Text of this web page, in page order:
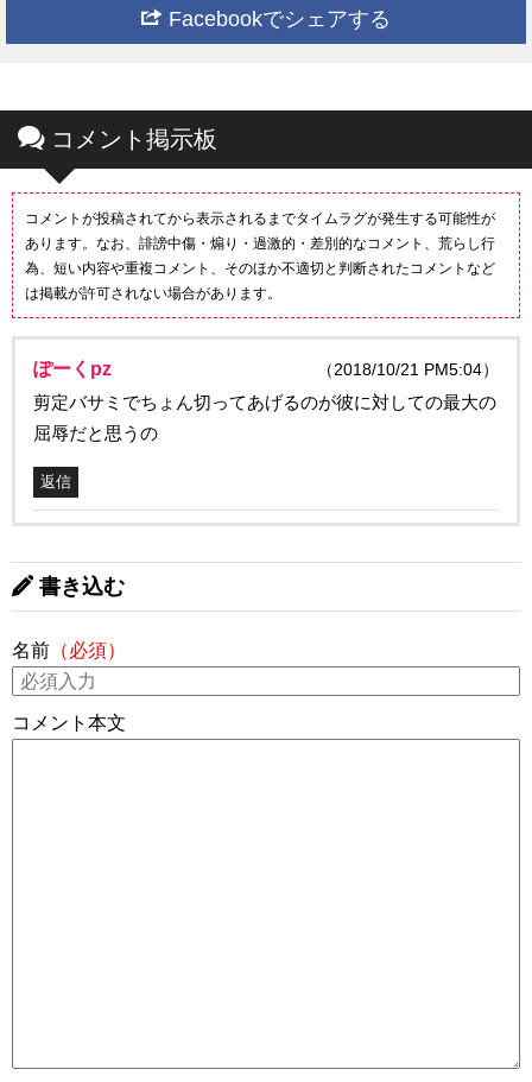
Facebookでシェアする
コメント掲示板
コメントが投稿されてから表示されるまでタイムラグが発生する可能性が
あります。なお、誹謗中傷・煽り・過激的・差別的なコメント、荒らし行
為、短い内容や重複コメント、そのほか不適切と判断されたコメントなど
は掲載が許可されない場合があります。
ぽーくpz （2018/10/21 PM5:04）
剪定バサミでちょん切ってあげるのが彼に対しての最大の
屈辱だと思うの
返信
書き込む
名前 （必須）
コメント本文